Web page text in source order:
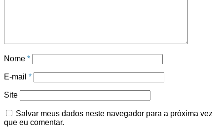
Nome *
E-mail *
Site
Salvar meus dados neste navegador para a próxima vez
que eu comentar.